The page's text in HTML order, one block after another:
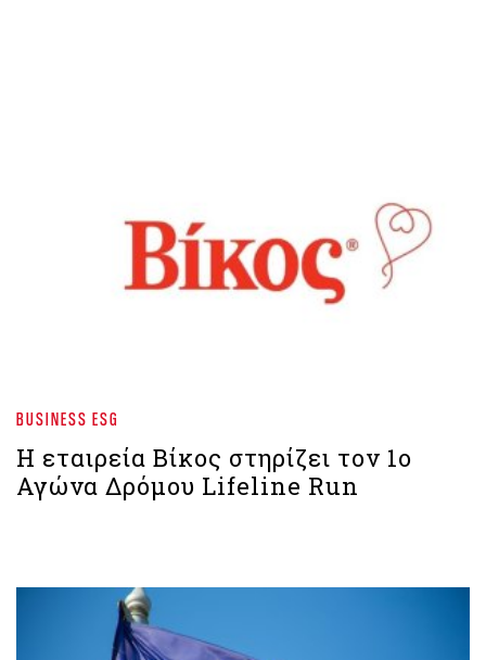
BUSINESS ESG
Η εταιρεία Βίκος στηρίζει τον 1ο
Αγώνα Δρόμου Lifeline Run